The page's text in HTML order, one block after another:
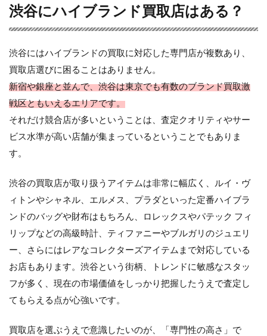
渋谷にハイブランド買取店はある？
渋谷にはハイブランドの買取に対応した専門店が複数あり、
買取店選びに困ることはありません。
新宿や銀座と並んで、渋谷は東京でも有数のブランド買取激
戦区ともいえるエリアです。
それだけ競合店が多いということは、査定クオリティやサー
ビス水準が高い店舗が集まっているということでもありま
す。
渋谷の買取店が取り扱うアイテムは非常に幅広く、ルイ・ヴ
ィトンやシャネル、エルメス、プラダといった定番ハイブラ
ンドのバッグや財布はもちろん、ロレックスやパテック フィ
リップなどの高級時計、ティファニーやブルガリのジュエリ
ー、さらにはレアなコレクターズアイテムまで対応している
お店もあります。渋谷という街柄、トレンドに敏感なスタッ
フが多く、現在の市場価値をしっかり把握したうえで査定し
てもらえる点が心強いです。
買取店を選ぶうえで意識したいのが、「専門性の高さ」で